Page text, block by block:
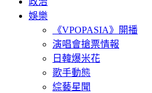
娛樂
《VPOPASIA》開播
演唱會搶票情報
日韓爆米花
歌手動態
綜藝星聞